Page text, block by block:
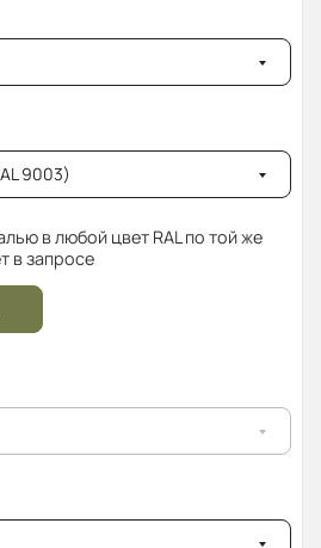
9003)
в любой цвет RAL по той же
в запросе